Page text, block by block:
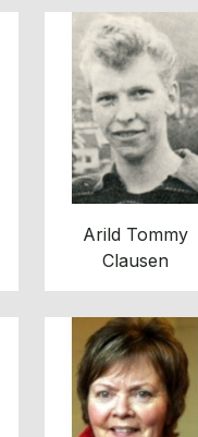
Arild Tommy
Clausen